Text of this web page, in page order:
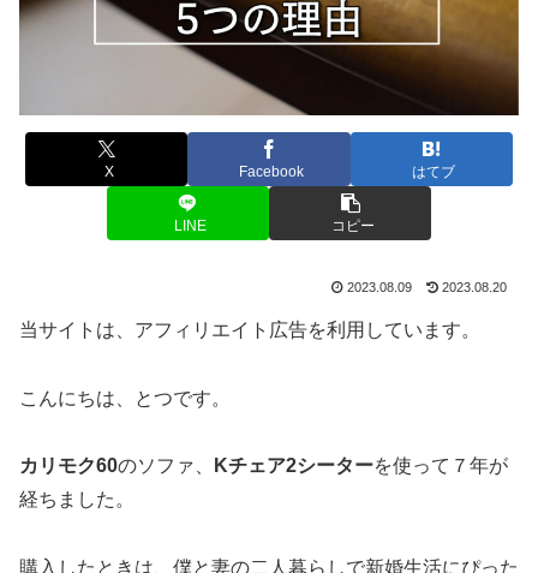
X Facebook はてブ
LINE コピー
2023.08.09 2023.08.20
当サイトは、アフィリエイト広告を利用しています。
こんにちは、とつです。
カリモク60のソファ、 Kチェア2シーターを使って７年が
経ちました。
購入したときは、僕と妻の二人暮らしで新婚生活にぴった